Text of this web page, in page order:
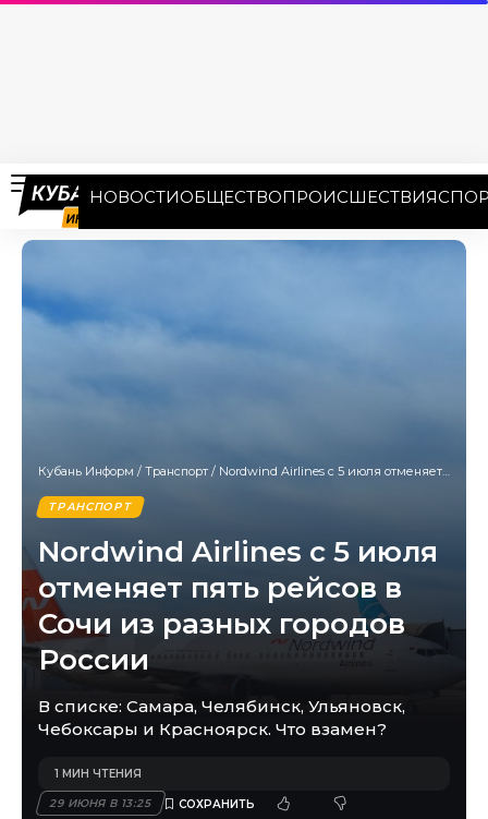
НОВОСТИОБЩЕСТВОПРОИСШЕСТВИЯ
Кубань Информ / Транспорт / Nordwind Airlines с 5 июля отменяет пять рейсов в Сочи из разных городов России
ТРАНСПОРТ
Nordwind Airlines с 5 июля
отменяет пять рейсов в
Сочи из разных городов
России
В списке: Самара, Челябинск, Ульяновск,
Чебоксары и Красноярск. Что взамен?
29 ИЮНЯ В 13:25
1 МИН ЧТЕНИЯ